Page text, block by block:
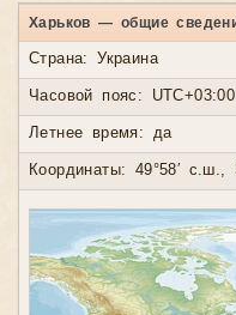
Харьков — общие
Страна: Украина
Часовой пояс:
Летнее время: да
Координаты: 49°58′ с.ш.,